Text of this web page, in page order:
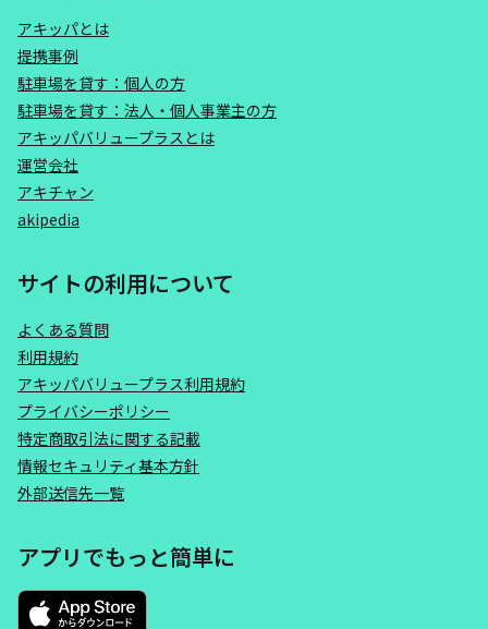
アキッパとは
提携事例
駐車場を貸す：個人の方
駐車場を貸す：法人・個人事業主の方
アキッパバリュープラスとは
運営会社
アキチャン
akipedia
サイトの利用について
よくある質問
利用規約
アキッパバリュープラス利用規約
プライバシーポリシー
特定商取引法に関する記載
情報セキュリティ基本方針
外部送信先一覧
アプリでもっと簡単に